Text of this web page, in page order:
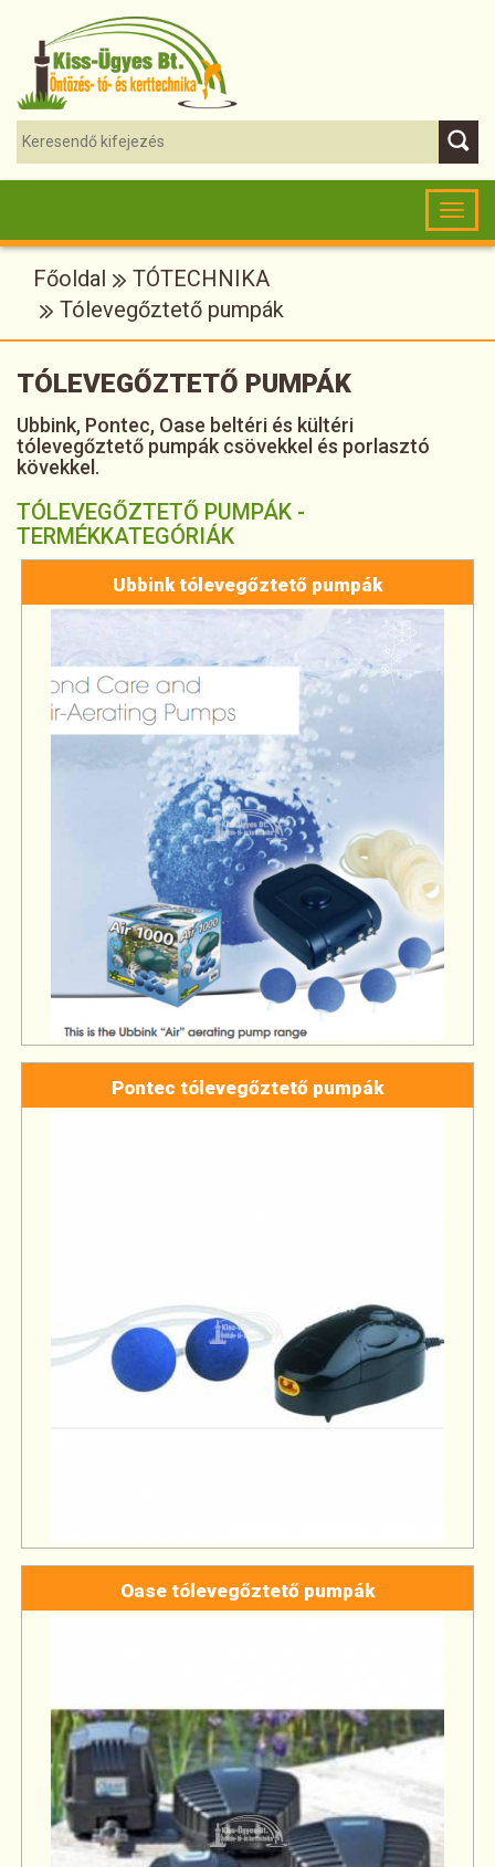
Főoldal
TÓTECHNIKA
Tólevegőztető pumpák
TÓLEVEGŐZTETŐ PUMPÁK
Ubbink, Pontec, Oase beltéri és kültéri
tólevegőztető pumpák csövekkel és porlasztó
kövekkel.
TÓLEVEGŐZTETŐ PUMPÁK -
TERMÉKKATEGÓRIÁK
Ubbink tólevegőztető pumpák
Pontec tólevegőztető pumpák
Oase tólevegőztető pumpák